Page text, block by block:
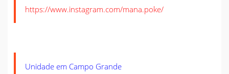
https://www.instagram.com/mana.poke/
Unidade em Campo Grande